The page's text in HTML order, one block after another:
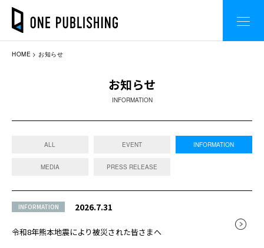
HOME お知らせ
お知らせ
INFORMATION
ALL EVENT INFORMATION
MEDIA PRESS RELEASE
INFORMATION 2026.7.31
令和8年熊本地震により被災された皆さまへ